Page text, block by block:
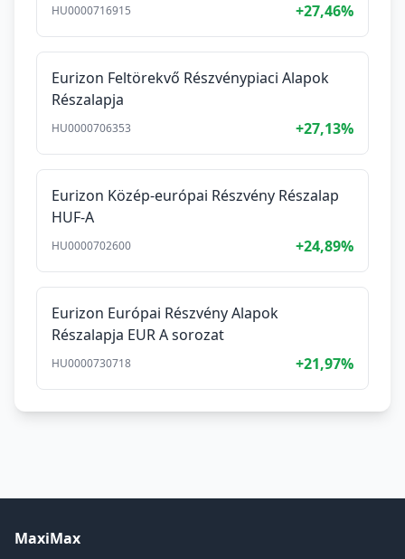
HU0000716915 +27,46%
Eurizon Feltörekvő Részvénypiaci Alapok
Részalapja
HU0000706353 +27,13%
Eurizon Közép-európai Részvény Részalap
HUF-A
HU0000702600 +24,89%
Eurizon Európai Részvény Alapok
Részalapja EUR A sorozat
HU0000730718 +21,97%
MaxiMax